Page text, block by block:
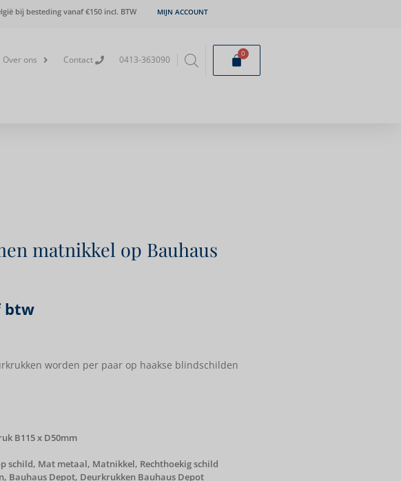
bij besteding vanaf €150 incl. BTW MIJN ACCOUNT
Over ons Contact 0413-363090
0
matnikkel op Bauhaus
btw
worden per paar op haakse blindschilden
B115 x D50mm
schild, Mat metaal, Matnikkel, Rechthoekig schild
, Bauhaus Depot, Deurkrukken Bauhaus Depot